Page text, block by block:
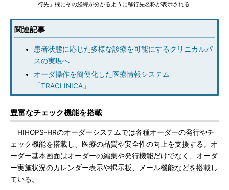
行先」欄にその経緯が分かるように移行先名称が表示される
関連記事
患者状態に応じた多様な診療を可能にするクリニカルパ
スの実現へ
オーダ操作を簡便化した医療情報システム
「TRACLINICA」
豊富なチェック機能を搭載
HIHOPS-HRのオーダーシステムでは各種オーダーの発行やチ
ェック機能を搭載し、医療の品質や安全性の向上を支援する。オ
ーダー基本画面はオーダーの編集や発行機能だけでなく、オーダ
ー実施状況のカレンダー表示や掲示板、メール機能などを搭載し
ている。